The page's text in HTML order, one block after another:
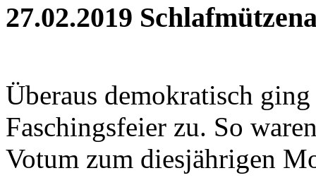
27.02.2019
Überaus demokratisch
Faschingsfeier zu. So
Votum zum diesjährigen